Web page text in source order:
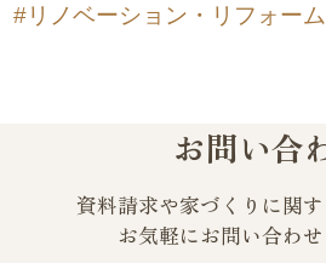
リノベーション・リフォーム
お問い合
資料請求や家づくりに関す
お気軽にお問い合わせ